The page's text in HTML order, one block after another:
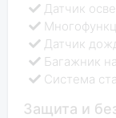
Датчик
Датчик
Багажник
Система
Защита и